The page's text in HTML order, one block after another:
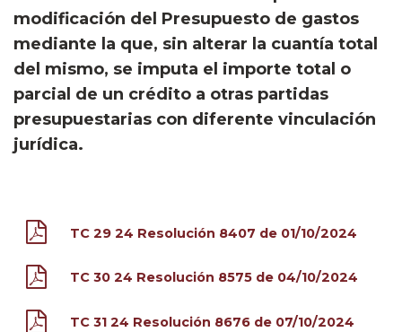
modificación del Presupuesto de gastos
mediante la que, sin alterar la cuantía total
del mismo, se imputa el importe total o
parcial de un crédito a otras partidas
presupuestarias con diferente vinculación
jurídica.
TC 29 24 Resolución 8407 de 01/10/2024
TC 30 24 Resolución 8575 de 04/10/2024
TC 31 24 Resolución 8676 de 07/10/2024